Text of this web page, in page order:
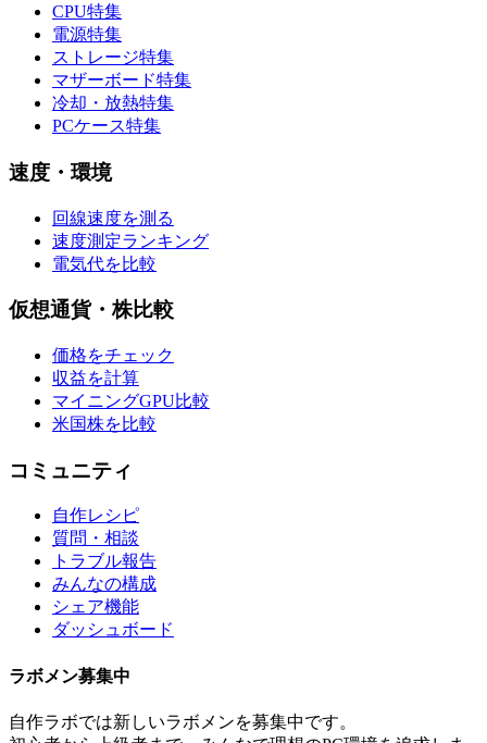
CPU特集
電源特集
ストレージ特集
マザーボード特集
冷却・放熱特集
PCケース特集
速度・環境
回線速度を測る
速度測定ランキング
電気代を比較
仮想通貨・株比較
価格をチェック
収益を計算
マイニングGPU比較
米国株を比較
コミュニティ
自作レシピ
質問・相談
トラブル報告
みんなの構成
シェア機能
ダッシュボード
ラボメン募集中
自作ラボでは新しいラボメンを募集中です。